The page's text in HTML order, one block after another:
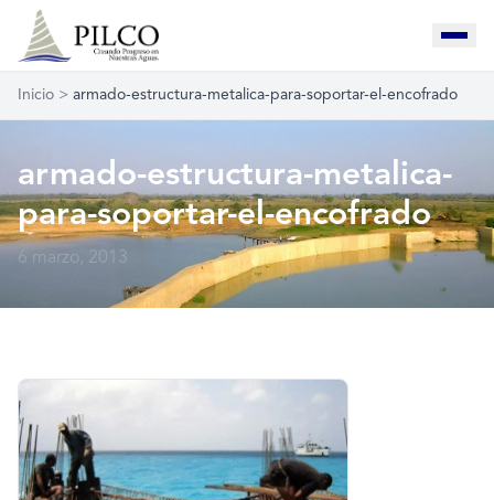
Inicio > armado-estructura-metalica-para-soportar-el-encofrado
armado-estructura-metalica-
para-soportar-el-encofrado
6 marzo, 2013